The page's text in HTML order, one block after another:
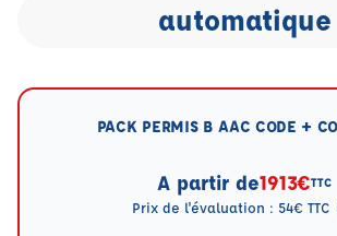
automatique
PACK PERMIS B AAC CODE +
A partir de1913€TTC
Prix de l'évaluation : 54€ TTC